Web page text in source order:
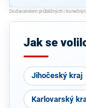
Jak se
Jihočeský kraj
Karlovarský